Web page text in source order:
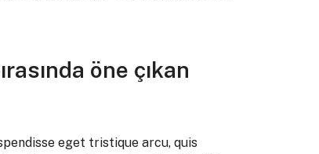
öne çıkan
eget tristique arcu, quis